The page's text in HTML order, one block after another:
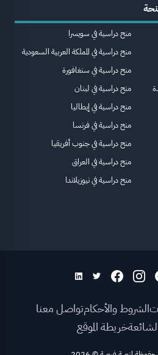
منح دراسية في سويسرا
منح دراسية في المملكة العربية السعودية
منح دراسية في سنغافورة
منح دراسية في لبنان
منح دراسية في إيطاليا
منح دراسية في فرنسا
منح دراسية في جنوب أفريقيا
منح دراسية في العراق
منح دراسية في نيوزيلاندا
الشروط والأحكامتواصل معنا
خريطة الموقع